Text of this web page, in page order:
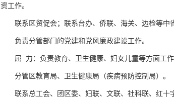
资工作。
联系区贸促会；联系台办、侨联、海关、边检等中
负责分管部门的党建和党风廉政建设工作。
屈 力：负责教育、卫生健康、妇女儿童等方面工作
分管区教育局、卫生健康局（疾病预防控制局）。
联系总工会、团区委、妇联、文联、社科联、红十